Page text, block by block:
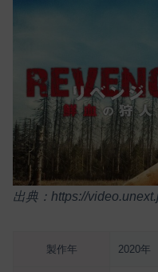
出典：https://
製作年 2020年